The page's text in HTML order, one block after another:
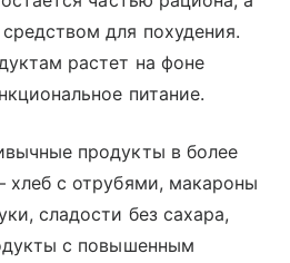
для похудения.
растет на фоне
питание.
продукты в более
хлеб с отрубями, макароны
сладости без сахара,
с повышенным